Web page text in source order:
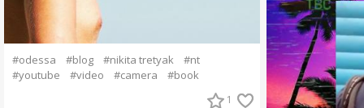
#odessa #blog #nikita tretyak
#nt
#youtube
#video #camera #book
1